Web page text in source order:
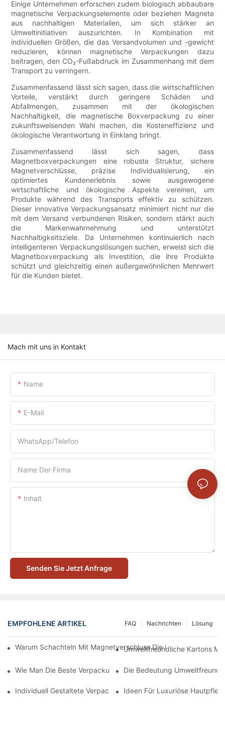
Einige Unternehmen erforschen zudem biologisch abbaubare
magnetische Verpackungselemente oder beziehen Magnete
aus nachhaltigen Materialien, um sich stärker an
Umweltinitiativen auszurichten. In Kombination mit
individuellen Größen, die das Versandvolumen und -gewicht
reduzieren, können magnetische Verpackungen dazu
beitragen, den CO₂-Fußabdruck im Zusammenhang mit dem
Transport zu verringern.
Zusammenfassend lässt sich sagen, dass die wirtschaftlichen
Vorteile, verstärkt durch geringere Schäden und
Abfallmengen, zusammen mit der ökologischen
Nachhaltigkeit, die magnetische Boxverpackung zu einer
zukunftsweisenden Wahl machen, die Kosteneffizienz und
ökologische Verantwortung in Einklang bringt.
Zusammenfassend lässt sich sagen, dass
Magnetboxverpackungen eine robuste Struktur, sichere
Magnetverschlüsse, präzise Individualisierung, ein
optimiertes Kundenerlebnis sowie ausgewogene
wirtschaftliche und ökologische Aspekte vereinen, um
Produkte während des Transports effektiv zu schützen.
Dieser innovative Verpackungsansatz minimiert nicht nur die
mit dem Versand verbundenen Risiken, sondern stärkt auch
die Markenwahrnehmung und unterstützt
Nachhaltigkeitsziele. Da Unternehmen kontinuierlich nach
intelligenteren Verpackungslösungen suchen, erweist sich die
Magnetboxverpackung als Investition, die ihre Produkte
schützt und gleichzeitig einen außergewöhnlichen Mehrwert
für die Kunden bietet.
Mach mit uns in Kontakt
Name
E-Mail
WhatsApp/Telefon
Name Der Firma
Inhalt
Senden Sie Jetzt Anfrage
EMPFOHLENE ARTIKEL Lösung
Nachrichten
FAQ
Warum Schachteln Mit Magnetverschluss Die Beste Wahl Für
Umweltfreundliche Kartons
Wie Man Die Beste Verpackung Für Hautpflegeprodukte Zum
Die Bedeutung
Individuell Gestaltete Verpackungen Für Hautpflegeprodukte,
Ideen Für Luxuriöse